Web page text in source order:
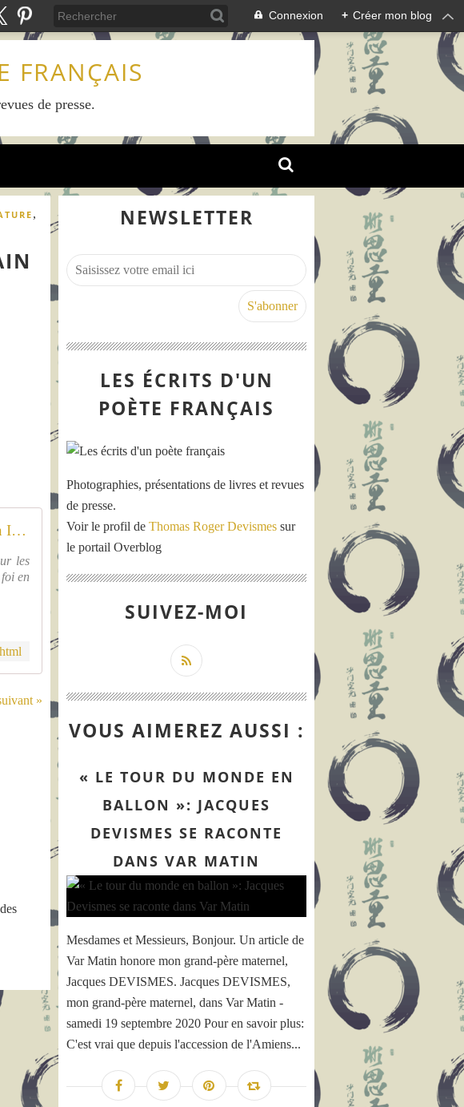
Connexion + Créer mon blog
FRANÇAIS
de presse.
,
Dror Mishani : en Israël, "plus personne ne parle de la paix !"
les
en
»
NEWSLETTER
LES ÉCRITS D'UN
POÈTE FRANÇAIS
Photographies, présentations de livres et revues
de presse.
Voir le profil de Thomas Roger Devismes sur
le portail Overblog
SUIVEZ-MOI
VOUS AIMEREZ AUSSI :
« LE TOUR DU MONDE EN
BALLON »: JACQUES
DEVISMES SE RACONTE
DANS VAR MATIN
Mesdames et Messieurs, Bonjour. Un article de
Var Matin honore mon grand-père maternel,
Jacques DEVISMES. Jacques DEVISMES,
mon grand-père maternel, dans Var Matin -
samedi 19 septembre 2020 Pour en savoir plus:
C'est vrai que depuis l'accession de l'Amiens...